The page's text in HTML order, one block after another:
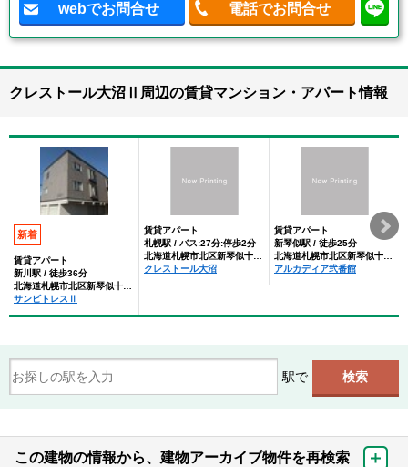
webでお問合せ 電話でお問合せ
クレストール大沼Ⅱ周辺の賃貸マンション・アパート情報
新着
賃貸アパート
新川駅 / 徒歩36分
北海道札幌市北区新琴似十二条１０丁目
サンビトレスⅡ
賃貸アパート
札幌駅 / バス:27分:停歩2分
北海道札幌市北区新琴似十二条１０丁目
クレストール大沼
賃貸アパート
新琴似駅 / 徒歩25分
北海道札幌市北区新琴似十二条１０丁目
アルカディア弐番館
駅で
この建物の情報から、建物アーカイブ物件を再検索